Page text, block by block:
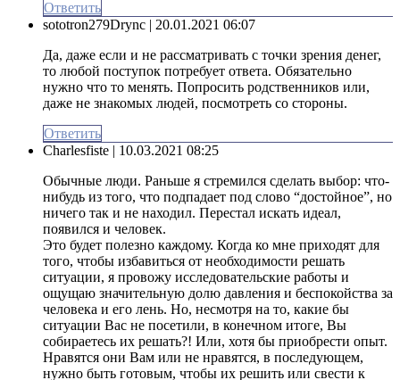
Ответить
sototron279Drync | 20.01.2021 06:07
Да, даже если и не рассматривать с точки зрения денег,
то любой поступок потребует ответа. Обязательно
нужно что то менять. Попросить родственников или,
даже не знакомых людей, посмотреть со стороны.
Ответить
Charlesfiste | 10.03.2021 08:25
Обычные люди. Раньше я стремился сделать выбор: что-
нибудь из того, что подпадает под слово “достойное”, но
ничего так и не находил. Перестал искать идеал,
появился и человек.
Это будет полезно каждому. Когда ко мне приходят для
того, чтобы избавиться от необходимости решать
ситуации, я провожу исследовательские работы и
ощущаю значительную долю давления и беспокойства за
человека и его лень. Но, несмотря на то, какие бы
ситуации Вас не посетили, в конечном итоге, Вы
собираетесь их решать?! Или, хотя бы приобрести опыт.
Нравятся они Вам или не нравятся, в последующем,
нужно быть готовым, чтобы их решить или свести к